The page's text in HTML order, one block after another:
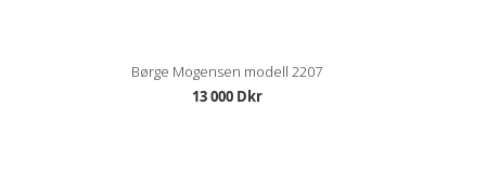
Børge Mogensen modell 2207
13 000 Dkr